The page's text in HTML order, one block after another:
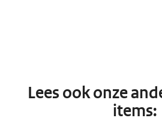
Lees ook onze
items: